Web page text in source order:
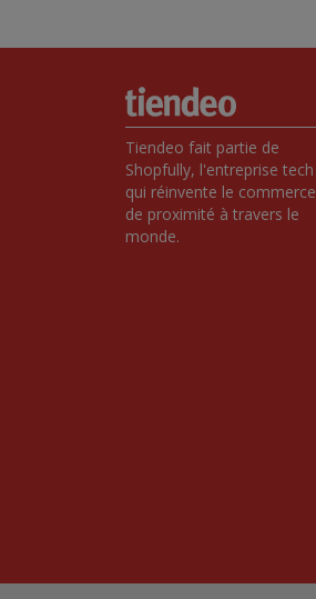
Tiendeo fait partie de
Shopfully, l'entreprise tech
qui réinvente le commerce
de proximité à travers le
monde.